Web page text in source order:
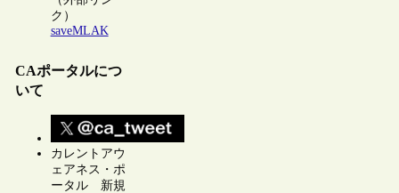
ク）
saveMLAK
CAポータルにつ
いて
カレントアウ
ェアネス・ポ
ータル 新規